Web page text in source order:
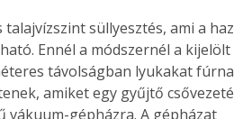
süllyesztés, ami a
Ennél a módszernél a kijelölt
távolságban lyukakat
amiket egy gyűjtő
gépházra. A gépházat